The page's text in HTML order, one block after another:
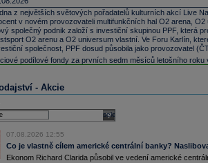
z největších světových pořadatelů kulturních akcí Live
v novém provozovateli multifunkčních hal O2 arena, O2
společný podnik založí s investiční skupinou PPF, která
O2 arenu a O2 universum vlastní. Ve Foru Karlín,
společnost, PPF dosud působila jako provozovatel
podílové fondy za prvních sedm měsíců letošního roku
a dluhopisové fondy 2,5 procenta (ČTK)
Nordisk -
z největších světových pořadatelů kulturních akcí Live
v novém provozovateli multifunkčních hal O2 arena, O2
společný podnik založí s investiční skupinou PPF, která
O2 arenu a O2 universum vlastní. Ve Foru Karlín,
společnost, PPF dosud působila jako provozovatel
SE, která je hlavním akcionářem německého
- Akcie
select
07.08.2026 12:55
Co je vlastně cílem americké centrální banky?
Ekonom Richard Clarida působil ve vedení americké